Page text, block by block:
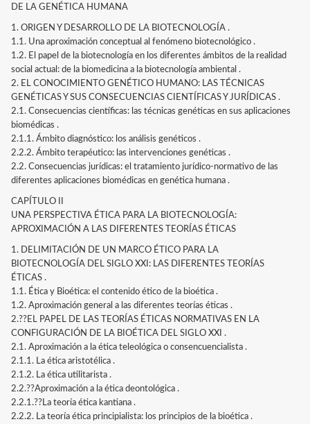
DE LA GENÉTICA HUMANA
1. ORIGEN Y DESARROLLO DE LA BIOTECNOLOGÍA .
1.1. Una aproximación conceptual al fenómeno biotecnológico .
1.2. El papel de la biotecnología en los diferentes ámbitos de la realidad
social actual: de la biomedicina a la biotecnología ambiental .
2. EL CONOCIMIENTO GENÉTICO HUMANO: LAS TÉCNICAS
GENÉTICAS Y SUS CONSECUENCIAS CIENTÍFICAS Y JURÍDICAS .
2.1. Consecuencias científicas: las técnicas genéticas en sus aplicaciones
biomédicas .
2.1.1. Ámbito diagnóstico: los análisis genéticos .
2.2.2. Ámbito terapéutico: las intervenciones genéticas .
2.2. Consecuencias jurídicas: el tratamiento jurídico-normativo de las
diferentes aplicaciones biomédicas en genética humana .
CAPÍTULO II
UNA PERSPECTIVA ÉTICA PARA LA BIOTECNOLOGÍA:
APROXIMACIÓN A LAS DIFERENTES TEORÍAS ÉTICAS
1. DELIMITACIÓN DE UN MARCO ÉTICO PARA LA
BIOTECNOLOGÍA DEL SIGLO XXI: LAS DIFERENTES TEORÍAS
ÉTICAS .
1.1. Ética y Bioética: el contenido ético de la bioética .
1.2. Aproximación general a las diferentes teorías éticas .
2.??EL PAPEL DE LAS TEORÍAS ÉTICAS NORMATIVAS EN LA
CONFIGURACIÓN DE LA BIOÉTICA DEL SIGLO XXI .
2.1. Aproximación a la ética teleológica o consencuencialista .
2.1.1. La ética aristotélica .
2.1.2. La ética utilitarista .
2.2.??Aproximación a la ética deontológica .
2.2.1.??La teoría ética kantiana .
2.2.2. La teoría ética principialista: los principios de la bioética .